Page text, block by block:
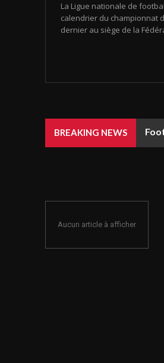
La Ligue nationale de
calendrier du championnat
dernier au siège de la
BREAKING NEWS
Aucun article à afficher